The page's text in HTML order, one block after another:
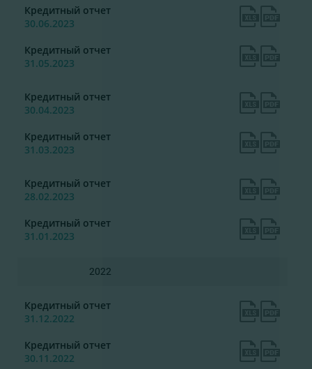
Кредитный отчет
30.06.2023
Кредитный отчет
31.05.2023
Кредитный отчет
30.04.2023
Кредитный отчет
31.03.2023
Кредитный отчет
28.02.2023
Кредитный отчет
31.01.2023
2022
Кредитный отчет
31.12.2022
Кредитный отчет
30.11.2022